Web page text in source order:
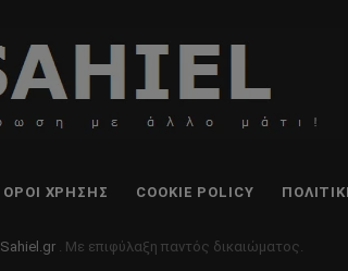
ΌΡΟΙ ΧΡΉΣΗΣ COOKIE POLICY
Sahiel.gr . Με επιφύλαξη παντός δικαιώματος.